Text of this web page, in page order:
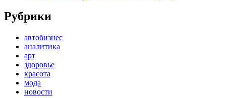
Рубрики
автобизнес
аналитика
арт
здоровье
красота
мода
новости